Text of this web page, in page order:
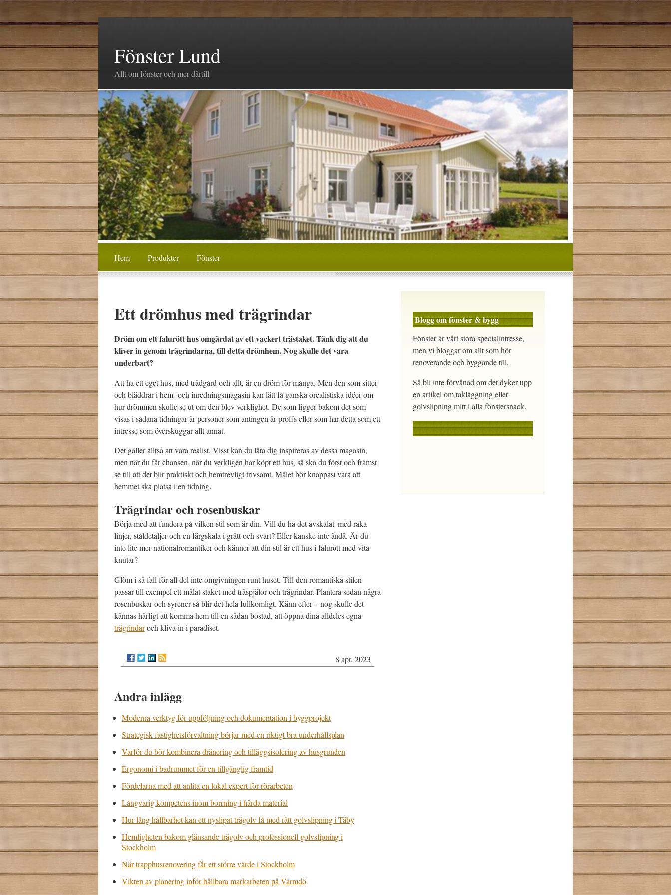
Fönster Lund
Allt om fönster och mer därtill
Hem Produkter Fönster
Ett drömhus med trägrindar
Dröm om ett falurött hus omgärdat av ett vackert trästaket. Tänk dig att du
kliver in genom trägrindarna, till detta drömhem. Nog skulle det vara
underbart?
Att ha ett eget hus, med trädgård och allt, är en dröm för många. Men den som sitter
och bläddrar i hem- och inredningsmagasin kan lätt få ganska orealistiska idéer om
hur drömmen skulle se ut om den blev verklighet. De som ligger bakom det som
visas i sådana tidningar är personer som antingen är proffs eller som har detta som ett
intresse som överskuggar allt annat.
Det gäller alltså att vara realist. Visst kan du låta dig inspireras av dessa magasin,
men när du får chansen, när du verkligen har köpt ett hus, så ska du först och främst
se till att det blir praktiskt och hemtrevligt trivsamt. Målet bör knappast vara att
hemmet ska platsa i en tidning.
Trägrindar och rosenbuskar
Börja med att fundera på vilken stil som är din. Vill du ha det avskalat, med raka
linjer, ståldetaljer och en färgskala i grått och svart? Eller kanske inte ändå. Är du
inte lite mer nationalromantiker och känner att din stil är ett hus i falurött med vita
knutar?
Glöm i så fall för all del inte omgivningen runt huset. Till den romantiska stilen
passar till exempel ett målat staket med träspjälor och trägrindar. Plantera sedan några
rosenbuskar och syrener så blir det hela fullkomligt. Känn efter – nog skulle det
kännas härligt att komma hem till en sådan bostad, att öppna dina alldeles egna
trägrindaroch kliva in i paradiset.
8 apr. 2023
Andra inlägg
Moderna verktyg för uppföljning och dokumentation i byggprojekt
Strategisk fastighetsförvaltning börjar med en riktigt bra underhållsplan
Varför du bör kombinera dränering och tilläggsisolering av husgrunden
Ergonomi i badrummet för en tillgänglig framtid
Fördelarna med att anlita en lokal expert för rörarbeten
Långvarig kompetens inom borrning i hårda material
Hur lång hållbarhet kan ett nyslipat trägolv få med rätt golvslipning i Täby
Hemligheten bakom glänsande trägolv och professionell golvslipning i
Stockholm
När trapphusrenovering får ett större värde i Stockholm
Vikten av planering inför hållbara markarbeten på Värmdö
Blogg om fönster & bygg
Fönster är vårt stora specialintresse,
men vi bloggar om allt som hör
renoverande och byggande till.
Så bli inte förvånad om det dyker upp
en artikel om takläggning eller
golvslipning mitt i alla fönstersnack.